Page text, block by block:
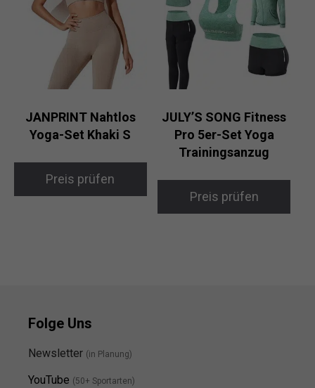
JANPRINT Nahtlos
Yoga-Set Khaki S
Preis prüfen
JULY’S SONG Fitness
Pro 5er-Set Yoga
Trainingsanzug
Preis prüfen
Folge Uns
Newsletter (in Planung)
YouTube (50+ Sportarten)